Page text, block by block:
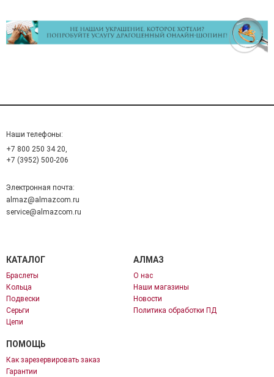
Наши телефоны:
+7 800 250 34 20,
+7 (3952) 500-206
Электронная почта:
almaz@almazcom.ru
service@almazcom.ru
КАТАЛОГ
Браслеты
Кольца
Подвески
Серьги
Цепи
АЛМАЗ
О нас
Наши магазины
Новости
Политика обработки ПД
ПОМОЩЬ
Как зарезервировать заказ
Гарантии